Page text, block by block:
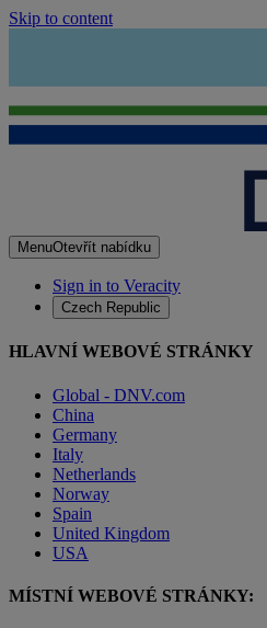
Skip to content
MenuOtevřít nabídku
Sign in to Veracity
Czech Republic
HLAVNÍ WEBOVÉ STRÁNKY
Global - DNV.com
China
Germany
Italy
Netherlands
Norway
Spain
United Kingdom
USA
MÍSTNÍ WEBOVÉ STRÁNKY: